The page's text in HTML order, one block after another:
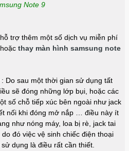
Note 9
trợ thêm một số dịch vụ miễn phí
thay màn hình samsung note
Do sau một thời gian sử dụng tất
sẽ đóng những lớp bụi, hoặc các
số chỗ tiếp xúc bên ngoài như jack
nối khi đóng mở nắp … điều này ít
như nóng máy, loa bị rè, jack tai
đó việc vệ sinh chiếc điện thoại
dụng là điều rất cần thiết.